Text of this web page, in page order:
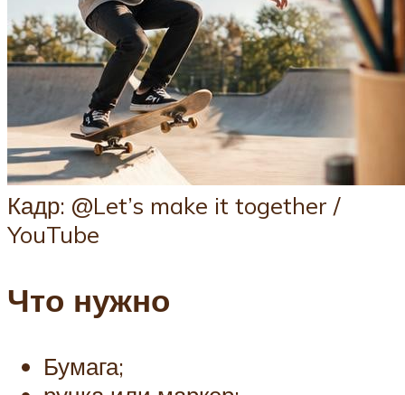
Кадр: @Let’s make it together /
YouTube
Что нужно
Бумага;